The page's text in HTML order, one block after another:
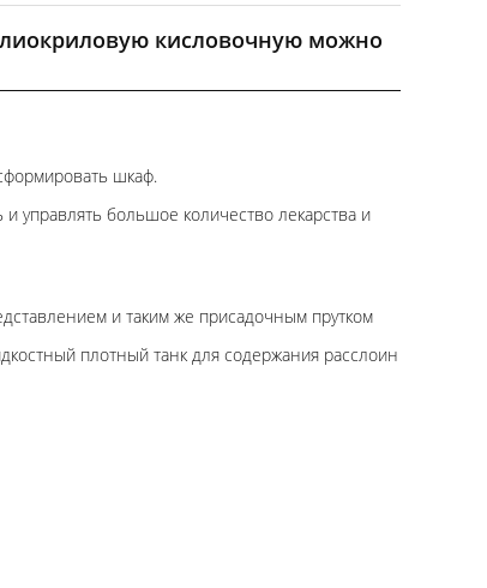
кисловочную можно
шкаф.
управлять большое количество лекарства и
и таким же присадочным прутком
плотный танк для содержания расслоин